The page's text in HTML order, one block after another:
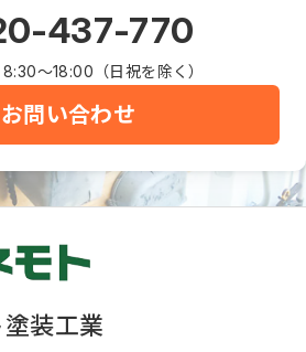
437-770
8:30～18:00（日祝を除く）
お問い合わせ
装工業